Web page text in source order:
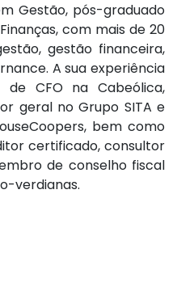
Gestão, pós-graduado
com mais de 20
gestão financeira,
A sua experiência
de CFO na Cabeólica,
geral no Grupo SITA e
bem como
certificado, consultor
de conselho fiscal
verdianas.